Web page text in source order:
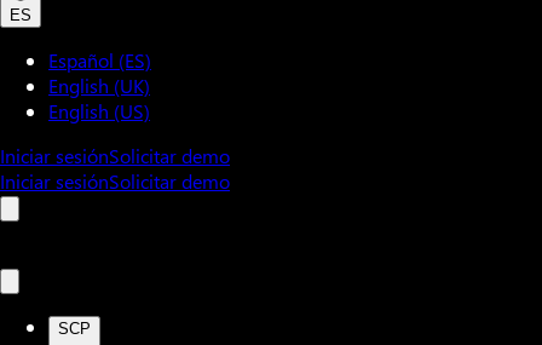
ES
Español (ES)
English (UK)
English (US)
Iniciar sesiónSolicitar demo
Iniciar sesiónSolicitar demo
SCP